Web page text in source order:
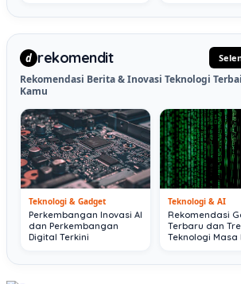
d rekomendit
Rekomendasi Berita & Inovasi Teknologi
Kamu
Teknologi & Gadget
Perkembangan Inovasi AI
dan Perkembangan
Digital Terkini
Teknologi & AI
Rekomendasi
Terbaru dan
Teknologi Masa